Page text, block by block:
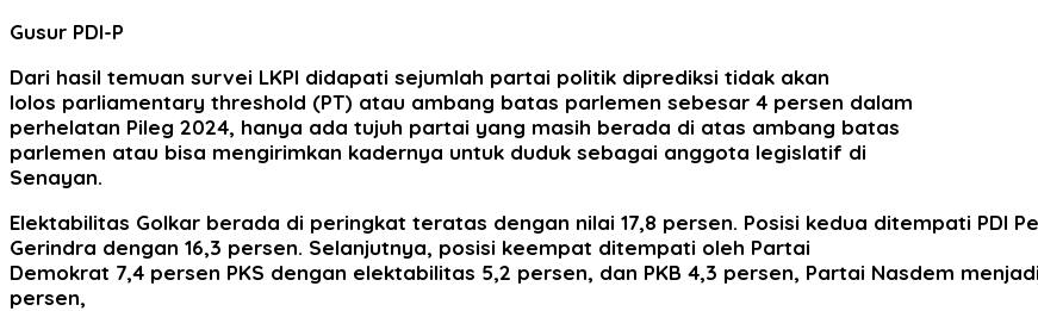
Gusur PDI-P
Dari hasil temuan survei LKPI didapati sejumlah partai politik diprediksi tidak akan
lolos parliamentary threshold (PT) atau ambang batas parlemen sebesar 4 persen dalam
perhelatan Pileg 2024, hanya ada tujuh partai yang masih berada di atas ambang batas
parlemen atau bisa mengirimkan kadernya untuk duduk sebagai anggota legislatif di
Senayan.
Elektabilitas Golkar berada di peringkat teratas dengan nilai 17,8 persen. Posisi kedua ditempati PDI
Gerindra dengan 16,3 persen. Selanjutnya, posisi keempat ditempati oleh Partai
Demokrat 7,4 persen PKS dengan elektabilitas 5,2 persen, dan PKB 4,3 persen, Partai Nasdem
persen,